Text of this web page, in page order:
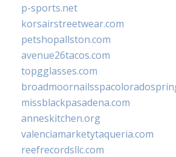
p-sports.net
korsairstreetwear.com
petshopallston.com
avenue26tacos.com
topgglasses.com
missblackpasadena.com
anneskitchen.org
valenciamarketytaqueria.com
reefrecordsllc.com